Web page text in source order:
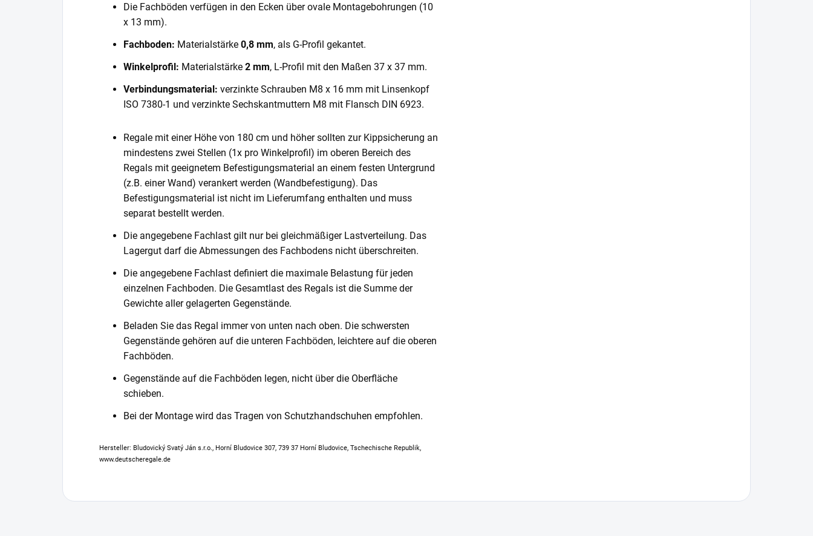
Die Fachböden verfügen in den Ecken über ovale Montagebohrungen (10
x 13 mm).
Fachboden: Materialstärke 0,8 mm, als G-Profil gekantet.
Winkelprofil: Materialstärke 2 mm, L-Profil mit den Maßen 37 x 37 mm.
Verbindungsmaterial: verzinkte Schrauben M8 x 16 mm mit Linsenkopf
ISO 7380-1 und verzinkte Sechskantmuttern M8 mit Flansch DIN 6923.
Regale mit einer Höhe von 180 cm und höher sollten zur Kippsicherung an
mindestens zwei Stellen (1x pro Winkelprofil) im oberen Bereich des
Regals mit geeignetem Befestigungsmaterial an einem festen Untergrund
(z.B. einer Wand) verankert werden (Wandbefestigung). Das
Befestigungsmaterial ist nicht im Lieferumfang enthalten und muss
separat bestellt werden.
Die angegebene Fachlast gilt nur bei gleichmäßiger Lastverteilung. Das
Lagergut darf die Abmessungen des Fachbodens nicht überschreiten.
Die angegebene Fachlast definiert die maximale Belastung für jeden
einzelnen Fachboden. Die Gesamtlast des Regals ist die Summe der
Gewichte aller gelagerten Gegenstände.
Beladen Sie das Regal immer von unten nach oben. Die schwersten
Gegenstände gehören auf die unteren Fachböden, leichtere auf die oberen
Fachböden.
Gegenstände auf die Fachböden legen, nicht über die Oberfläche
schieben.
Bei der Montage wird das Tragen von Schutzhandschuhen empfohlen.
Hersteller: Bludovický Svatý Ján s.r.o., Horní Bludovice 307, 739 37 Horní Bludovice, Tschechische Republik,
www.deutscheregale.de